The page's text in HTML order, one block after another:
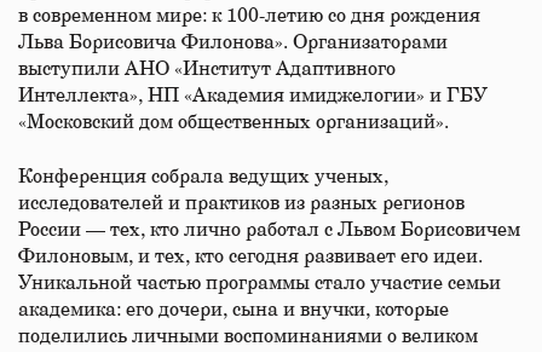
в современном мире: к 100-летию со дня рождения
Льва Борисовича Филонова». Организаторами
выступили АНО «Институт Адаптивного
Интеллекта», НП «Академия имиджелогии» и ГБУ
«Московский дом общественных организаций».
Конференция собрала ведущих ученых,
исследователей и практиков из разных регионов
России — тех, кто лично работал с Львом Борисовичем
Филоновым, и тех, кто сегодня развивает его идеи.
Уникальной частью программы стало участие семьи
академика: его дочери, сына и внучки, которые
поделились личными воспоминаниями о великом